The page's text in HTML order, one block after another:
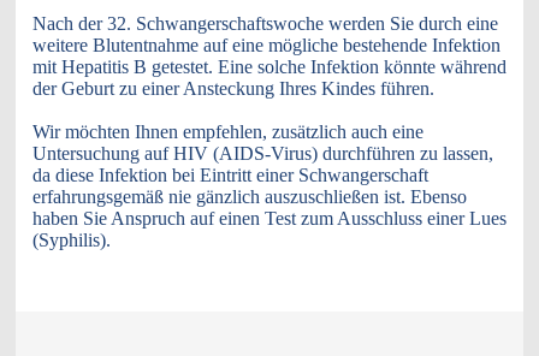
Nach der 32. Schwangerschaftswoche werden Sie durch eine
weitere Blutentnahme auf eine mögliche bestehende Infektion
mit Hepatitis B getestet. Eine solche Infektion könnte während
der Geburt zu einer Ansteckung Ihres Kindes führen.
Wir möchten Ihnen empfehlen, zusätzlich auch eine
Untersuchung auf HIV (AIDS-Virus) durchführen zu lassen,
da diese Infektion bei Eintritt einer Schwangerschaft
erfahrungsgemäß nie gänzlich auszuschließen ist. Ebenso
haben Sie Anspruch auf einen Test zum Ausschluss einer Lues
(Syphilis).